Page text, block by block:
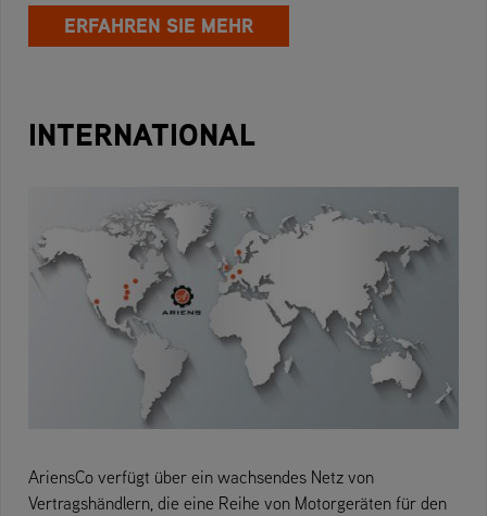
ERFAHREN SIE MEHR
INTERNATIONAL
AriensCo verfügt über ein wachsendes Netz von
Vertragshändlern, die eine Reihe von Motorgeräten für den